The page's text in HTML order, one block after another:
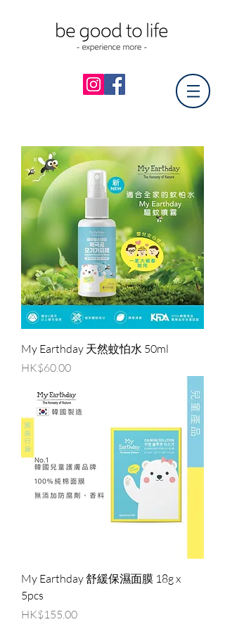
My Earthday 天然蚊怕水 50ml
價格
HK$60.00
My Earthday 舒緩保濕面膜 18g x
5pcs
價格
HK$155.00